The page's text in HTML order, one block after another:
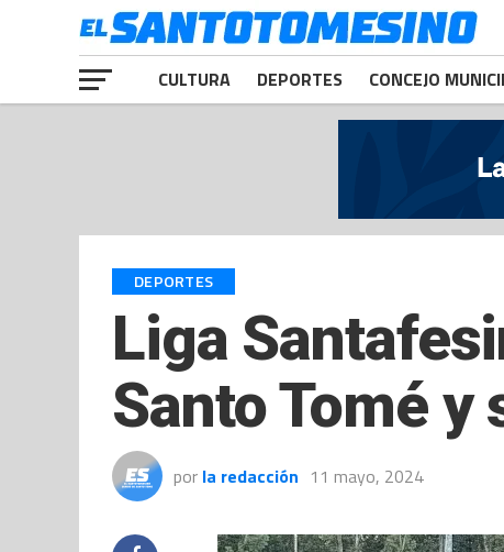
CULTURA DEPORTES CONCEJO
DEPORTES
Liga
Santo Tomé y
por la redacción 11 mayo, 2024